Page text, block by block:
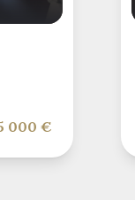
000 €